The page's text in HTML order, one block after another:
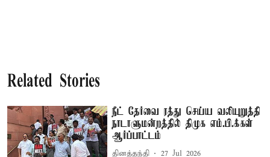
Related Stories
நீட் தேர்வை ரத்து செய்ய வலியுறுத்தி
நாடாளுமன்றத்தில் திமுக எம்.பி.க்கள்
ஆர்ப்பாட்டம்
தினத்தந்தி 27 Jul 2026